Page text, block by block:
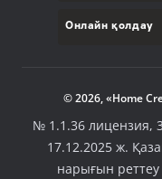
Онлайн қолдау
© 2026, «Home
№ 1.1.36 лицензия,
17.12.2025 ж.
нарығын реттеу